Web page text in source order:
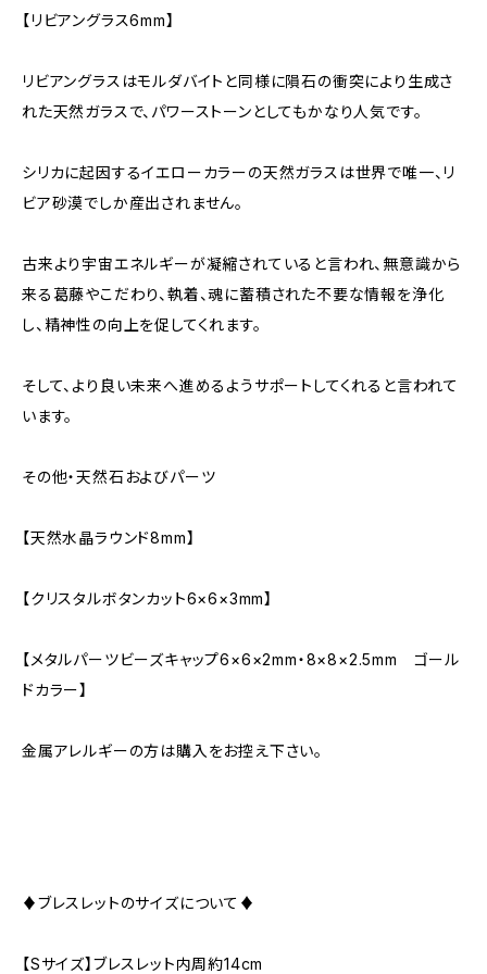
【リビアングラス6mm】
リビアングラスはモルダバイトと同様に隕石の衝突により生成さ
れた天然ガラスで、パワーストーンとしてもかなり人気です。
シリカに起因するイエローカラーの天然ガラスは世界で唯一、リ
ビア砂漠でしか産出されません。
古来より宇宙エネルギーが凝縮されていると言われ、無意識から
来る葛藤やこだわり、執着、魂に蓄積された不要な情報を浄化
し、精神性の向上を促してくれます。
そして、より良い未来へ進めるようサポートしてくれると言われて
います。
その他・天然石およびパーツ
【天然水晶ラウンド8mm】
【クリスタルボタンカット6×6×3mm】
【メタルパーツビーズキャップ6×6×2mm・8×8×2.5mm ゴール
ドカラー】
金属アレルギーの方は購入をお控え下さい。
♦ブレスレットのサイズについて♦
【Sサイズ】ブレスレット内周約14cm